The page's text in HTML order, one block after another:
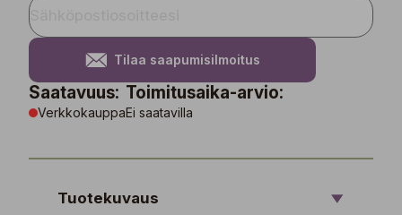
Tilaa saapumisilmoitus
Saatavuus:
Verkkokauppa
Toimitusaika-arvio:
Ei saatavilla
Tuotekuvaus